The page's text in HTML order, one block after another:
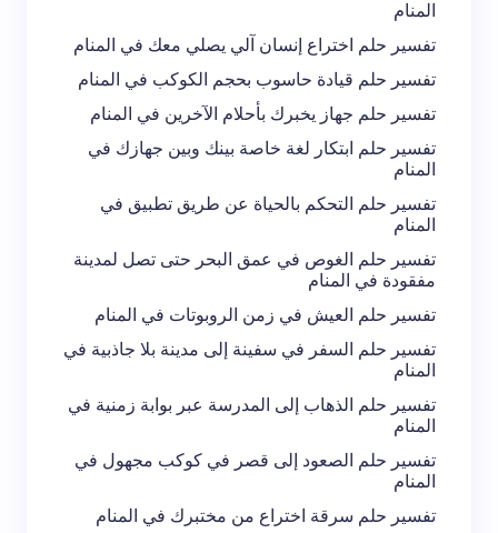
احفظ اسمي والبريد الإلكتروني في هذا المتصفح
لاستخدامه في المرة المقبلة في تعليقي.
المنام
تفسير حلم اختراع إنسان آلي يصلي معك في المنام
تفسير حلم قيادة حاسوب بحجم الكوكب في المنام
تفسير حلم جهاز يخبرك بأحلام الآخرين في المنام
تفسير حلم ابتكار لغة خاصة بينك وبين جهازك في
المنام
تفسير حلم التحكم بالحياة عن طريق تطبيق في
المنام
تفسير حلم الغوص في عمق البحر حتى تصل لمدينة
مفقودة في المنام
تفسير حلم العيش في زمن الروبوتات في المنام
تفسير حلم السفر في سفينة إلى مدينة بلا جاذبية في
المنام
تفسير حلم الذهاب إلى المدرسة عبر بوابة زمنية في
المنام
تفسير حلم الصعود إلى قصر في كوكب مجهول في
المنام
تفسير حلم سرقة اختراع من مختبرك في المنام